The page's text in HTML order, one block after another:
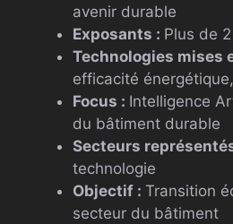
avenir durable
Exposants : Plus de
Technologies mises
efficacité
Focus : Intelligence
du bâtiment durable
Secteurs
technologie
Objectif : Transition
secteur du bâtiment